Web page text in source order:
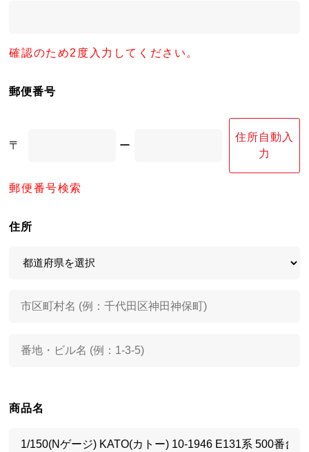
確認のため2度入力してください。
郵便番号
〒 ー
住所自動入
力
郵便番号検索
住所
商品名